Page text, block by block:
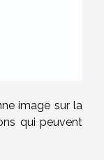
image sur la
qui peuvent